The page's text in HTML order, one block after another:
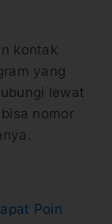
kontak
yang
lewat
nomor
Poin